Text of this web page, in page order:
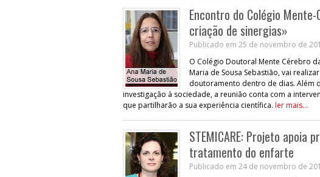
Encontro do Colégio
criação de sinergias»
Publicado em 25 de novembro de
O Colégio Doutoral Mente Cérebro
Maria de Sousa Sebastião, vai
doutoramento dentro de dias. Além
investigação à sociedade, a reunião conta com a
que partilharão a sua experiência científica. ler mais...
STEMICARE: Projeto apoia
tratamento do enfarte
Publicado em 24 de novembro de